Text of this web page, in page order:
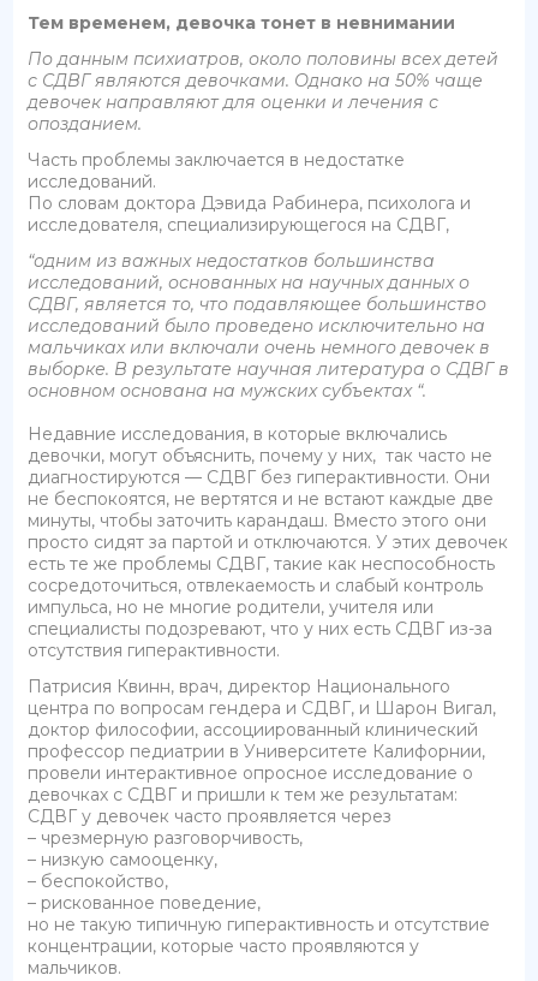
Тем временем, девочка тонет в невнимании
По данным психиатров, около половины всех детей
с СДВГ являются девочками. Однако на 50% чаще
девочек направляют для оценки и лечения с
опозданием.
Часть проблемы заключается в недостатке
исследований.
По словам доктора Дэвида Рабинера, психолога и
исследователя, специализирующегося на СДВГ,
“одним из важных недостатков большинства
исследований, основанных на научных данных о
СДВГ, является то, что подавляющее большинство
исследований было проведено исключительно на
мальчиках или включали очень немного девочек в
выборке. В результате научная литература о СДВГ в
основном основана на мужских субъектах “.
Недавние исследования, в которые включались
девочки, могут объяснить, почему у них, так часто не
диагностируются — СДВГ без гиперактивности. Они
не беспокоятся, не вертятся и не встают каждые две
минуты, чтобы заточить карандаш. Вместо этого они
просто сидят за партой и отключаются. У этих девочек
есть те же проблемы СДВГ, такие как неспособность
сосредоточиться, отвлекаемость и слабый контроль
импульса, но не многие родители, учителя или
специалисты подозревают, что у них есть СДВГ из-за
отсутствия гиперактивности.
Патрисия Квинн, врач, директор Национального
центра по вопросам гендера и СДВГ, и Шарон Вигал,
доктор философии, ассоциированный клинический
профессор педиатрии в Университете Калифорнии,
провели интерактивное опросное исследование о
девочках с СДВГ и пришли к тем же результатам:
СДВГ у девочек часто проявляется через
– чрезмерную разговорчивость,
– низкую самооценку,
– беспокойство,
– рискованное поведение,
но не такую типичную гиперактивность и отсутствие
концентрации, которые часто проявляются у
мальчиков.